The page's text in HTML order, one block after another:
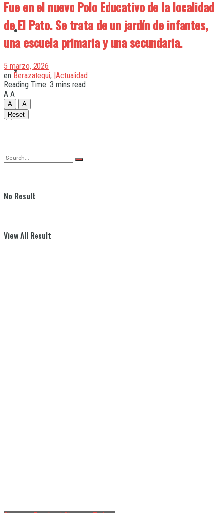
Quilmes
Varela
No Result
View All Result
Fue en el nuevo Polo Educativo de la localidad
de El Pato. Se trata de un jardín de infantes,
una escuela primaria y una secundaria.
5 marzo, 2026
en Berazategui, |Actualidad
Reading Time: 3 mins read
A A
A
A
Reset